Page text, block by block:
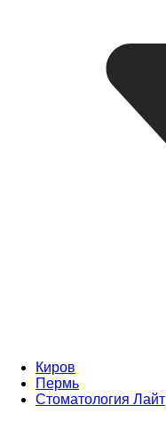
Киров
Пермь
Стоматология Лайт